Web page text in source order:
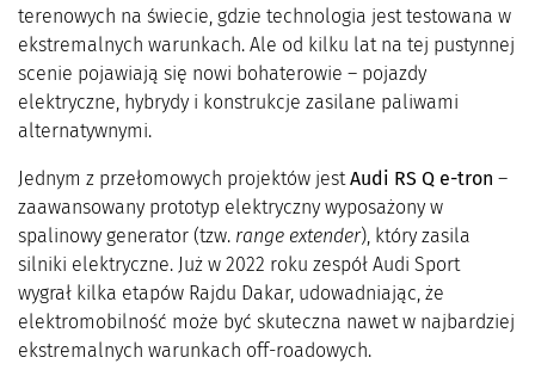
terenowych na świecie, gdzie technologia jest testowana w
ekstremalnych warunkach. Ale od kilku lat na tej pustynnej
scenie pojawiają się nowi bohaterowie – pojazdy
elektryczne, hybrydy i konstrukcje zasilane paliwami
alternatywnymi.
Jednym z przełomowych projektów jestAudi RS Q e-tron –
zaawansowany prototyp elektryczny wyposażony w
spalinowy generator (tzw. range extender), który zasila
silniki elektryczne. Już w 2022 roku zespół Audi Sport
wygrał kilka etapów Rajdu Dakar, udowadniając, że
elektromobilność może być skuteczna nawet w najbardziej
ekstremalnych warunkach off-roadowych.